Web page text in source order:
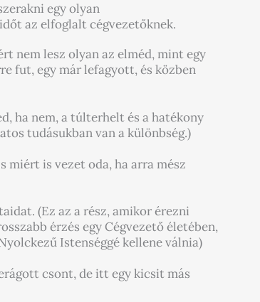
egy olyan
az elfoglalt cégvezetőknek.
nem lesz olyan az elméd, mint egy
fut, egy már lefagyott, és közben
ha nem, a túlterhelt és a hatékony
tudásukban van a különbség.)
miért is vezet oda, ha arra mész
(Ez az a rész, amikor érezni
érzés egy Cégvezető életében,
Istenséggé kellene válnia)
csont, de itt egy kicsit más